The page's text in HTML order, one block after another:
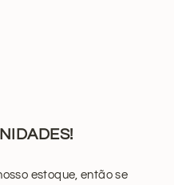
estoque, então se